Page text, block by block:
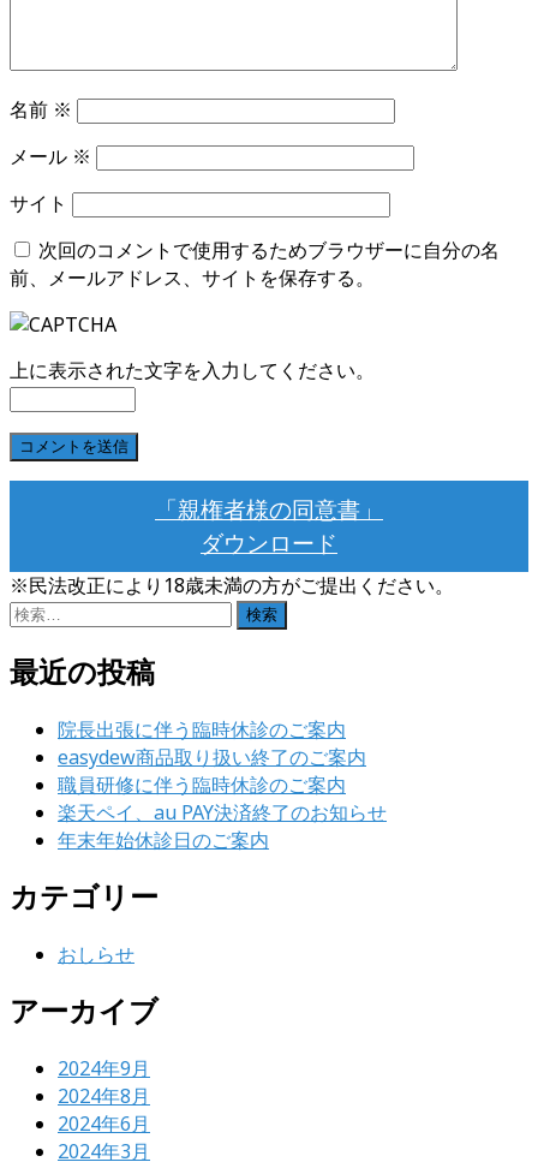
名前 ※
メール ※
サイト
次回のコメントで使用するためブラウザーに自分の名
前、メールアドレス、サイトを保存する。
上に表示された文字を入力してください。
「親権者様の同意書」
ダウンロード
※民法改正により18歳未満の方がご提出ください。
検
最近の投稿
院長出張に伴う臨時休診のご案内
easydew商品取り扱い終了のご案内
職員研修に伴う臨時休診のご案内
楽天ペイ、au PAY決済終了のお知らせ
年末年始休診日のご案内
カテゴリー
おしらせ
アーカイブ
2024年9月
2024年8月
2024年6月
2024年3月